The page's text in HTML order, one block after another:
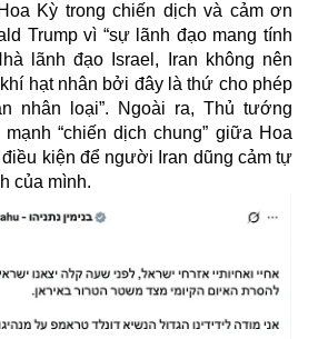
Kỳ trong chiến dịch và cảm ơn
Trump vì “sự lãnh đạo mang tính
lãnh đạo Israel, Iran không nên
hạt nhân bởi đây là thứ cho phép
nhân loại”. Ngoài ra, Thủ tướng
mạnh “chiến dịch chung” giữa Hoa
điều kiện để người Iran dũng cảm tự
của mình.